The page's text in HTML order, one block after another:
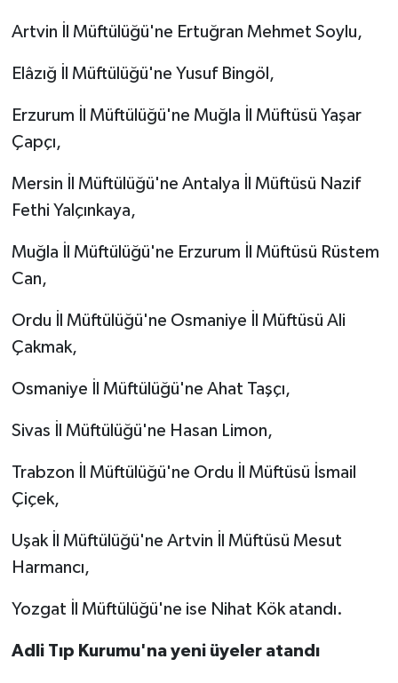
Artvin İl Müftülüğü'ne Ertuğran Mehmet Soylu,
Elâzığ İl Müftülüğü'ne Yusuf Bingöl,
Erzurum İl Müftülüğü'ne Muğla İl Müftüsü Yaşar
Çapçı,
Mersin İl Müftülüğü'ne Antalya İl Müftüsü Nazif
Fethi Yalçınkaya,
Muğla İl Müftülüğü'ne Erzurum İl Müftüsü Rüstem
Can,
Ordu İl Müftülüğü'ne Osmaniye İl Müftüsü Ali
Çakmak,
Osmaniye İl Müftülüğü'ne Ahat Taşçı,
Sivas İl Müftülüğü'ne Hasan Limon,
Trabzon İl Müftülüğü'ne Ordu İl Müftüsü İsmail
Çiçek,
Uşak İl Müftülüğü'ne Artvin İl Müftüsü Mesut
Harmancı,
Yozgat İl Müftülüğü'ne ise Nihat Kök atandı.
Adli Tıp Kurumu'na yeni üyeler atandı